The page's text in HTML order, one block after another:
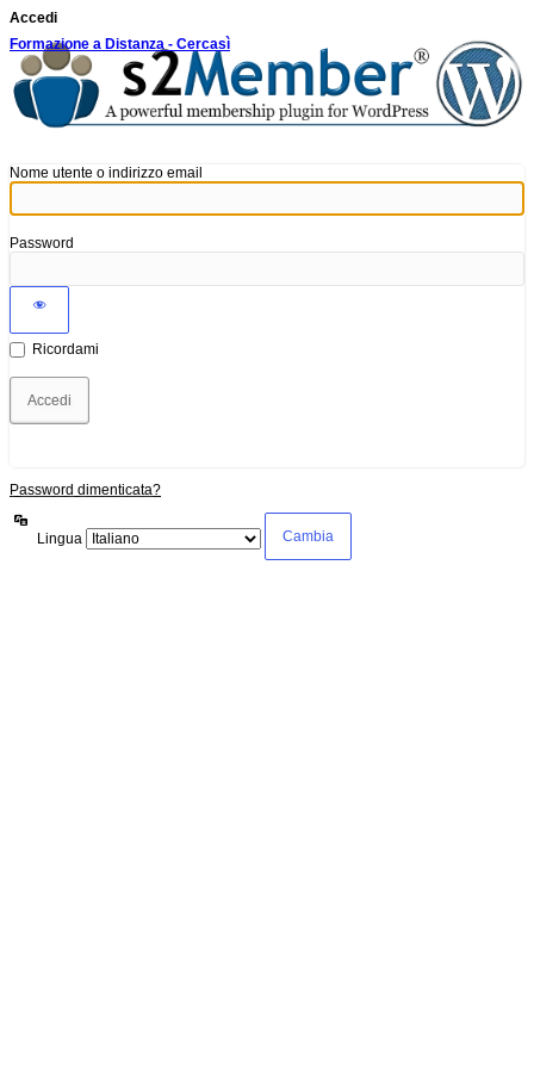
Accedi
Formazione a Distanza - Cercasì
Nome utente o indirizzo email
Password
Ricordami
Password dimenticata?
Lingua